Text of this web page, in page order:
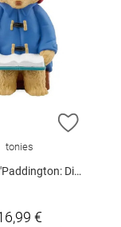
HINZUFÜGEN
ZUR
tonies
Geschichten von Paddington"
€